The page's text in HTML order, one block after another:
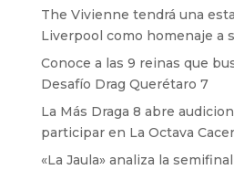
The Vivienne tendrá una
Liverpool como homenaje a
Conoce a las 9 reinas que
Desafío Drag Querétaro 7
La Más Draga 8 abre
participar en La Octava
«La Jaula» analiza la